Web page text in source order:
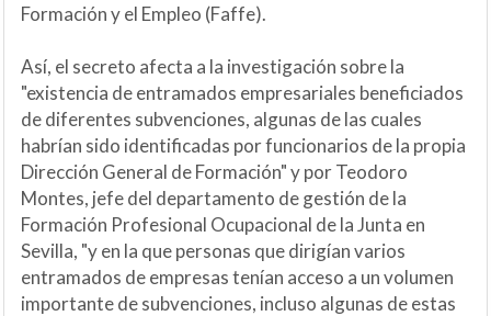
Formación y el Empleo (Faffe).
Así, el secreto afecta a la investigación sobre la
"existencia de entramados empresariales beneficiados
de diferentes subvenciones, algunas de las cuales
habrían sido identificadas por funcionarios de la propia
Dirección General de Formación" y por Teodoro
Montes, jefe del departamento de gestión de la
Formación Profesional Ocupacional de la Junta en
Sevilla, "y en la que personas que dirigían varios
entramados de empresas tenían acceso a un volumen
importante de subvenciones, incluso algunas de estas